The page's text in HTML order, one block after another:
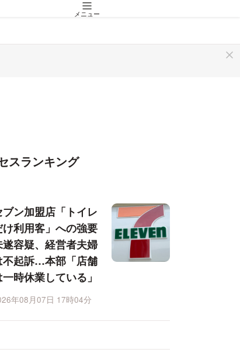
メニュー
スランキング
ブン加盟店「トイレ
け利用客」への強要
遂容疑、経営者夫婦
不起訴…本部「店舗
一時休業している」
年08月07日 17時04分